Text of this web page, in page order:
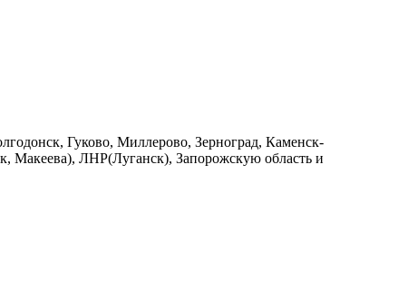
Гуково, Миллерово, Зерноград, Каменск-
Макеева), ЛНР(Луганск), Запорожскую область и